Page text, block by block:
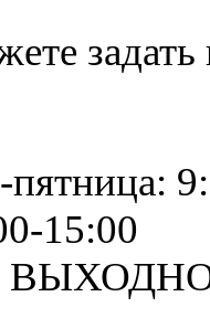
15:00